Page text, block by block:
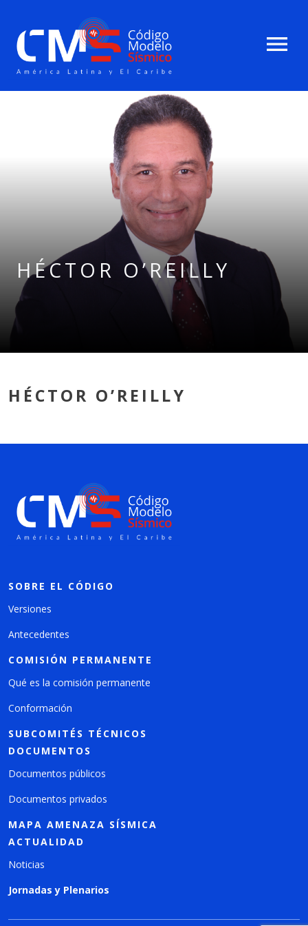
menu
HÉCTOR O’REILLY
HÉCTOR O’REILLY
SOBRE EL CÓDIGO
Versiones
Antecedentes
COMISIÓN PERMANENTE
Qué es la comisión permanente
Conformación
SUBCOMITÉS TÉCNICOS
DOCUMENTOS
Documentos públicos
Documentos privados
MAPA AMENAZA SÍSMICA
ACTUALIDAD
Noticias
Jornadas y Plenarios